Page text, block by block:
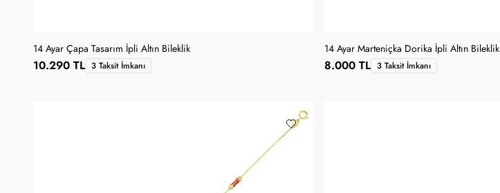
14 Ayar Çapa Tasarım İpli Altın Bileklik
10.290 TL 3 Taksit İmkanı
14 Ayar Marteniçka Dorika İpli Altın Bileklik
8.000 TL 3 Taksit İmkanı